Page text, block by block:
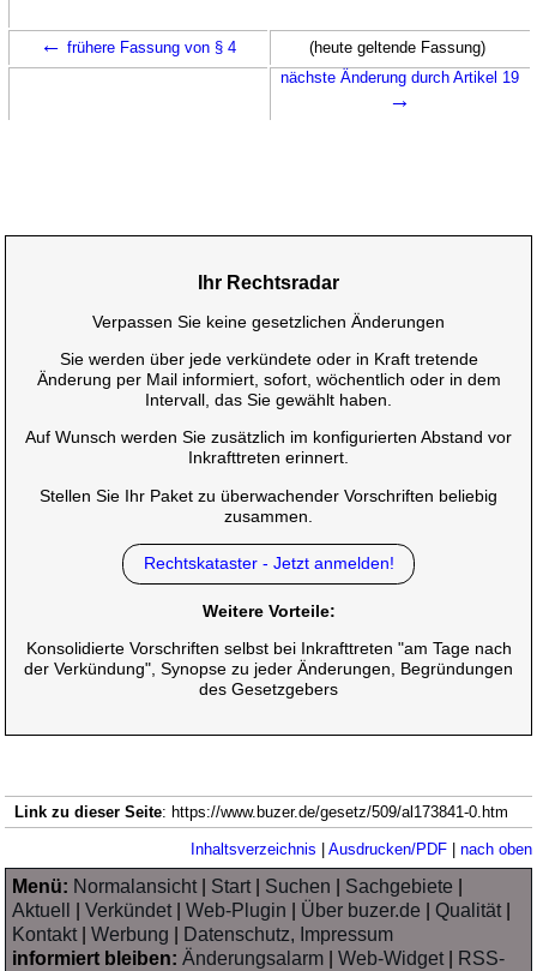
← frühere Fassung von § 4
(heute geltende Fassung)
nächste Änderung durch Artikel 19
→
Ihr Rechtsradar
Verpassen Sie keine gesetzlichen Änderungen
Sie werden über jede verkündete oder in Kraft tretende
Änderung per Mail informiert, sofort, wöchentlich oder in dem
Intervall, das Sie gewählt haben.
Auf Wunsch werden Sie zusätzlich im konfigurierten Abstand vor
Inkrafttreten erinnert.
Stellen Sie Ihr Paket zu überwachender Vorschriften beliebig
zusammen.
Rechtskataster - Jetzt anmelden!
Weitere Vorteile:
Konsolidierte Vorschriften selbst bei Inkrafttreten "am Tage nach
der Verkündung", Synopse zu jeder Änderungen, Begründungen
des Gesetzgebers
Link zu dieser Seite: https://www.buzer.de/gesetz/509/al173841-0.htm
Inhaltsverzeichnis Ausdrucken/PDF| nach oben
Menü: Normalansicht| Start| Suchen Sachgebiete
Aktuell
|Verkündet|Web-Plugin Über buzer.de |Qualität|
Kontakt|Werbung
Datenschutz, Impressum
informiert bleiben: Änderungsalarm |Web-Widget| RSS-